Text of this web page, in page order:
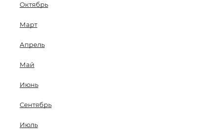
Октябрь
Март
Апрель
Май
Июнь
Сентябрь
Июль